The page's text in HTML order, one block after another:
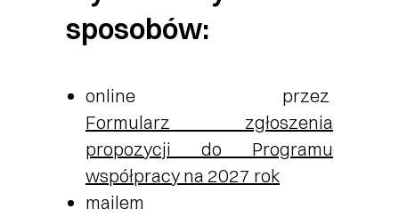
sposobów:
online przez
Formularz zgłoszenia
propozycji do Programu
współpracy na 2027 rok
mailem